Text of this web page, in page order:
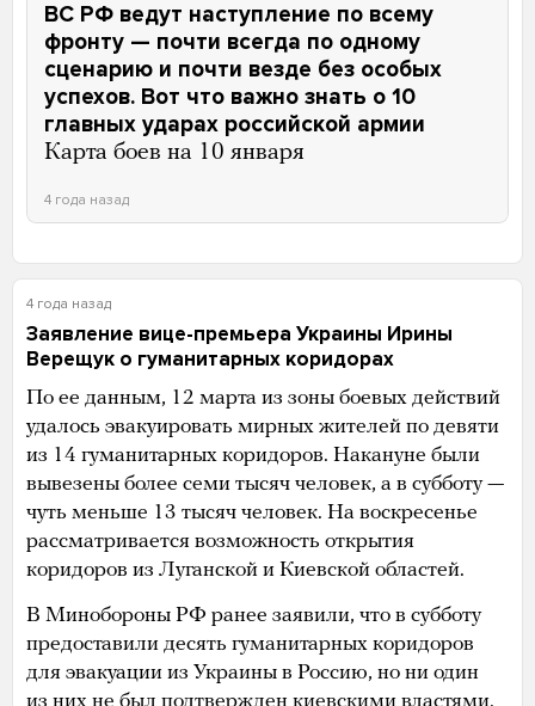
ВС РФ ведут наступление по всему
фронту — почти всегда по одному
сценарию и почти везде без особых
успехов. Вот что важно знать о 10
главных ударах российской армии
Карта боев на 10 января
4 года назад
4 года назад
Заявление вице-премьера Украины Ирины
Верещук о гуманитарных коридорах
По ее данным, 12 марта из зоны боевых действий
удалось эвакуировать мирных жителей по девяти
из 14 гуманитарных коридоров. Накануне были
вывезены более семи тысяч человек, а в субботу —
чуть меньше 13 тысяч человек. На воскресенье
рассматривается возможность открытия
коридоров из Луганской и Киевской областей.
В Минобороны РФ ранее заявили, что в субботу
предоставили десять гуманитарных коридоров
для эвакуации из Украины в Россию, но ни один